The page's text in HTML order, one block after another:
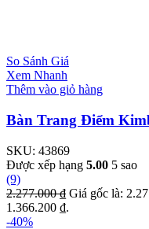
So Sánh Giá
Xem Nhanh
Thêm vào giỏ hàng
Bàn Trang Điểm
SKU: 43869
Được xếp hạng 5.00 5 sao
(9)
2.277.000₫ Giá gốc là:
1.366.200 ₫.
-40%